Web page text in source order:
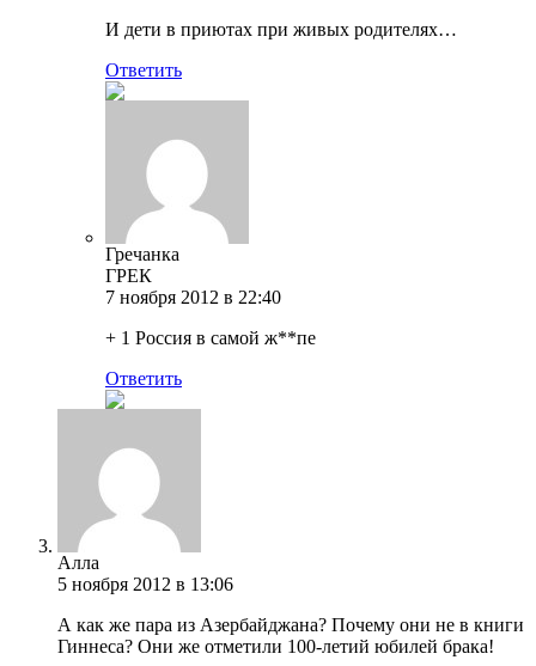
И дети в приютах при живых родителях…
Ответить
Гречанка
ГРЕК
7 ноября 2012 в 22:40
+ 1 Россия в самой ж**пе
Ответить
Алла
5 ноября 2012 в 13:06
А как же пара из Азербайджана? Почему они не в книги
Гиннеса? Они же отметили 100-летий юбилей брака!